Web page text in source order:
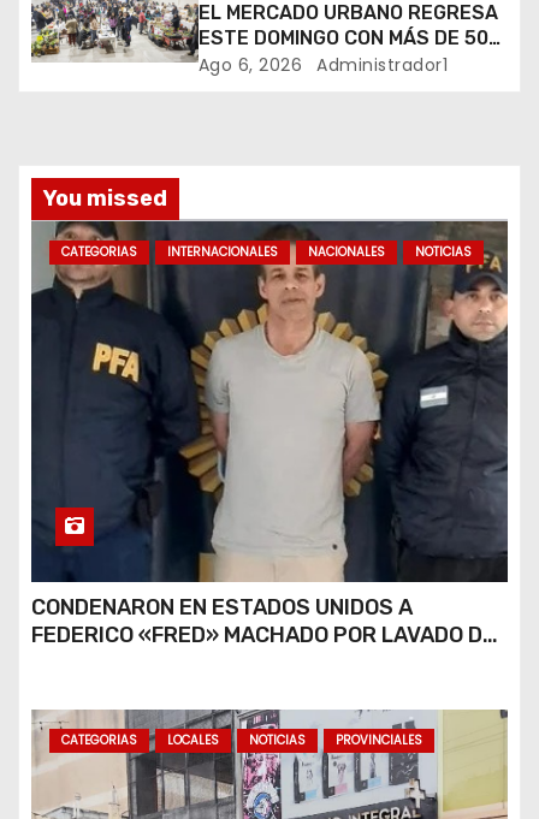
a
d
s
EL MERCADO URBANO REGRESA
ESTE DOMINGO CON MÁS DE 50
EMPRENDEDORES LOCALES
Ago 6, 2026 Administrador1
You missed
CATEGORIAS INTERNACIONALES NACIONALES NOTICIAS
CONDENARON EN ESTADOS UNIDOS A
FEDERICO «FRED» MACHADO POR LAVADO DE
CATEGORIAS LOCALES NOTICIAS PROVINCIALES